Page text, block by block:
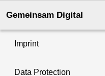
Gemeinsam Digital
Imprint
Data Protection